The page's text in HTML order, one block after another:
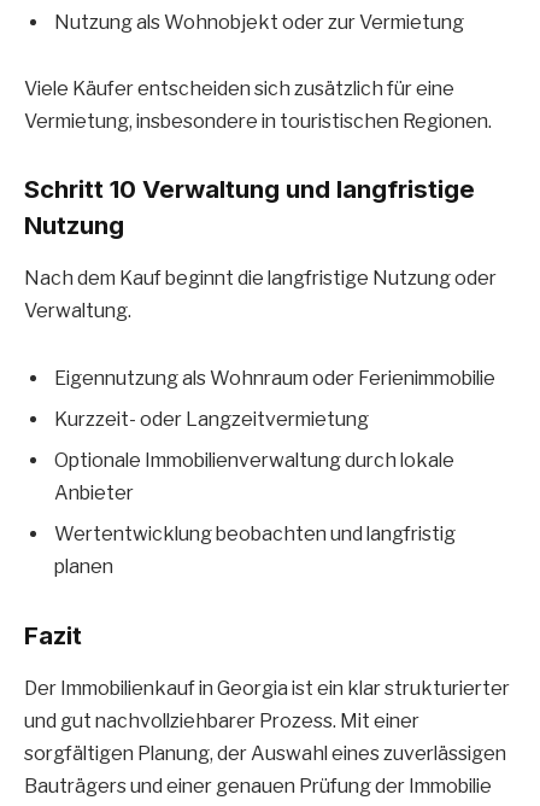
Nutzung als Wohnobjekt oder zur Vermietung
Viele Käufer entscheiden sich zusätzlich für eine
Vermietung, insbesondere in touristischen Regionen.
Schritt 10 Verwaltung und langfristige
Nutzung
Nach dem Kauf beginnt die langfristige Nutzung oder
Verwaltung.
Eigennutzung als Wohnraum oder Ferienimmobilie
Kurzzeit- oder Langzeitvermietung
Optionale Immobilienverwaltung durch lokale
Anbieter
Wertentwicklung beobachten und langfristig
planen
Fazit
Der Immobilienkauf in Georgia ist ein klar strukturierter
und gut nachvollziehbarer Prozess. Mit einer
sorgfältigen Planung, der Auswahl eines zuverlässigen
Bauträgers und einer genauen Prüfung der Immobilie